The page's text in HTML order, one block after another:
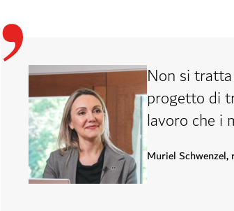
Non si
progetto di
lavoro che i
Muriel Schwenzel,